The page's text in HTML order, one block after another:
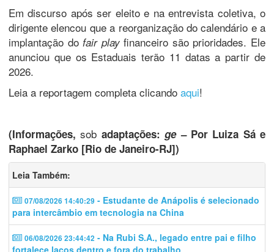
Em discurso após ser eleito e na entrevista coletiva, o
dirigente elencou que a reorganização do calendário e a
implantação do fair playfinanceiro são prioridades. Ele
anunciou que os Estaduais terão 11 datas a partir de
2026.
Leia a reportagem completa clicando aqui!
(Informações, sob adaptações:ge– Por Luiza Sá e
Raphael Zarko [Rio de Janeiro-RJ])
Leia Também:
07/08/2026 14:40:29 - Estudante de Anápolis é selecionado
para intercâmbio em tecnologia na China
06/08/2026 23:44:42 - Na Rubi S.A., legado entre pai e filho
fortalece laços dentro e fora do trabalho